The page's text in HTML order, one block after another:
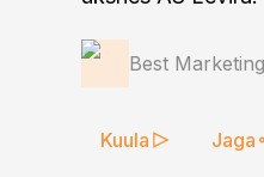
Best Marketing
Kuula Jaga